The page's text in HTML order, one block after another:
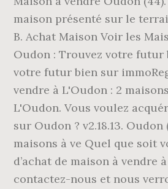
maison présenté sur le
B. Achat Maison Voir les
Oudon : Trouvez votre futur
votre futur bien sur
vendre à L'Oudon : 2
L'Oudon. Vous voulez
sur Oudon ? v2.18.13. Oudon
maisons à ve Quel que soit
d’achat de maison à vendre
contactez-nous et nous